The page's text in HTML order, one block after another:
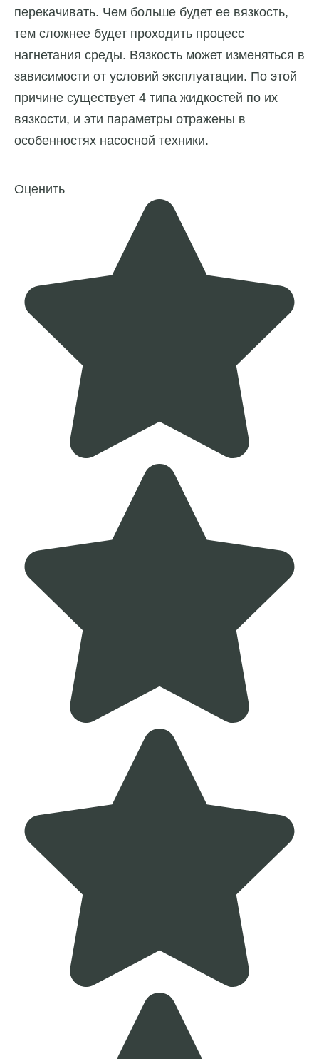
перекачивать. Чем больше будет ее вязкость,
тем сложнее будет проходить процесс
нагнетания среды. Вязкость может изменяться в
зависимости от условий эксплуатации. По этой
причине существует 4 типа жидкостей по их
вязкости, и эти параметры отражены в
особенностях насосной техники.
Оценить